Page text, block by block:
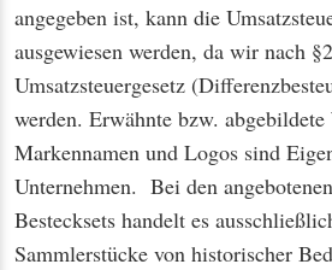
angegeben ist, kann die
ausgewiesen werden, da wir nach
Umsatzsteuergesetz
werden. Erwähnte bzw. abgebildete
Markennamen und Logos sind
Unternehmen. Bei den
Bestecksets handelt es
Sammlerstücke von historischer